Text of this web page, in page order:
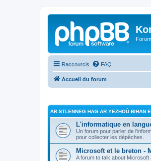
Raccourcis FAQ
Accueil du forum
AR STLENNEG HAG AR YEZHOÙ BIHAN
L'informatique en
Un forum pour parler de
pour collecter les dépêches.
Microsoft et le breton -
A forum to talk about